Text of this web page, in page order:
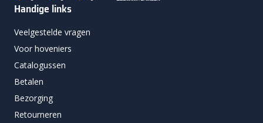
Handige links
Veelgestelde vragen
Voor hoveniers
Catalogussen
Betalen
Bezorging
Retourneren